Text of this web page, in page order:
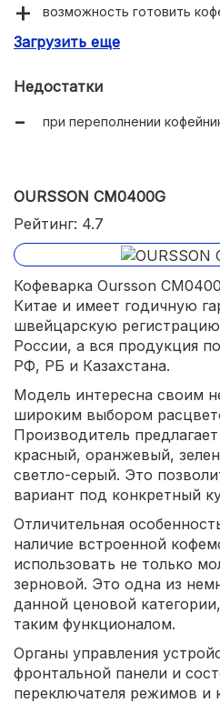
возможность готовить
наличие подогрева
Загрузить еще
Недостатки
при переполнении
OURSSON CM0400G
Рейтинг: 4.7
Кофеварка Oursson
Китае и имеет годичную
швейцарскую
России, а вся продукция
РФ, РБ и Казахстана.
Модель интересна своим
широким выбором
Производитель
красный, оранжевый,
светло-серый. Это
вариант под конкретный
Отличительная
наличие встроенной
использовать не только
зерновой. Это одна из
данной ценовой
таким функционалом.
Органы управления
фронтальной панели и
переключателя режимов и